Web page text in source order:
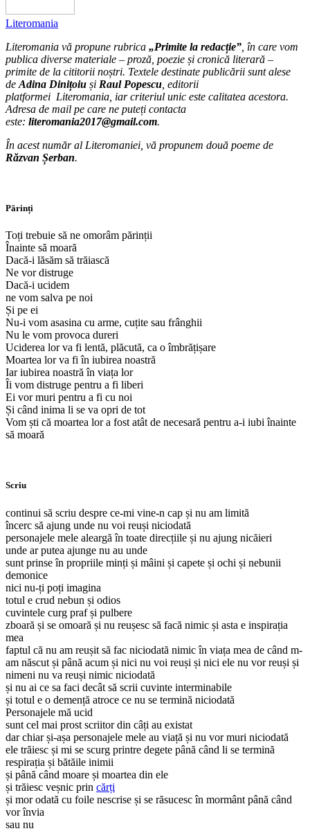
Literomania
Literomania vă propune rubrica „Primite la redacție” , în care vom
publica diverse materiale – proză, poezie și cronică literară –
primite de la cititorii noștri. Textele destinate publicării sunt alese
de Adina Dinițoiu și Raul Popescu , editorii
platformei Literomania , iar criteriul unic este calitatea acestora.
Adresa de mail pe care ne puteți contacta
este: literomania2017@gmail.com.
În acest număr al Literomaniei, vă propunem două poeme de
Răzvan Șerban.
Părinți
Toți trebuie să ne omorâm părinții
Înainte să moară
Dacă-i lăsăm să trăiască
Ne vor distruge
Dacă-i ucidem
ne vom salva pe noi
Și pe ei
Nu-i vom asasina cu arme, cuțite sau frânghii
Nu le vom provoca dureri
Uciderea lor va fi lentă, plăcută, ca o îmbrățișare
Moartea lor va fi în iubirea noastră
Iar iubirea noastră în viața lor
Îi vom distruge pentru a fi liberi
Ei vor muri pentru a fi cu noi
Și când inima li se va opri de tot
Vom ști că moartea lor a fost atât de necesară pentru a-i iubi înainte
să moară
Scriu
continui să scriu despre ce-mi vine-n cap și nu am limită
încerc să ajung unde nu voi reuși niciodată
personajele mele aleargă în toate direcțiile și nu ajung nicăieri
unde ar putea ajunge nu au unde
sunt prinse în propriile minți și mâini și capete și ochi și nebunii
demonice
nici nu-ți poți imagina
totul e crud nebun și odios
cuvintele curg praf și pulbere
zboară și se omoară și nu reușesc să facă nimic și asta e inspirația
mea
faptul că nu am reușit să fac niciodată nimic în viața mea de când m-
am născut și până acum și nici nu voi reuși și nici ele nu vor reuși și
nimeni nu va reuși nimic niciodată
și nu ai ce sa faci decât să scrii cuvinte interminabile
și totul e o demență atroce ce nu se termină niciodată
Personajele mă ucid
sunt cel mai prost scriitor din câți au existat
dar chiar și-așa personajele mele au viață și nu vor muri niciodată
ele trăiesc și mi se scurg printre degete până când li se termină
respirația și bătăile inimii
și până când moare și moartea din ele
și trăiesc veșnic prin cărți
și mor odată cu foile nescrise și se răsucesc în mormânt până când
vor învia
sau nu